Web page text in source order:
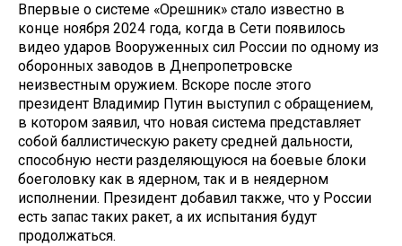
Впервые о системе «Орешник» стало известно в
конце ноября 2024 года, когда в Сети появилось
видео ударов Вооруженных сил России по одному из
оборонных заводов в Днепропетровске
неизвестным оружием. Вскоре после этого
президент Владимир Путин выступил с обращением,
в котором заявил, что новая система представляет
собой баллистическую ракету средней дальности,
способную нести разделяющуюся на боевые блоки
боеголовку как в ядерном, так и в неядерном
исполнении. Президент добавил также, что у России
есть запас таких ракет, а их испытания будут
продолжаться.